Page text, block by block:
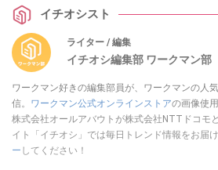
イチオシスト
ライター / 編集
イチオシ編集部 ワークマン部
ワークマン好きの編集部員が、ワークマンの人
信。 ワークマン公式オンラインストアの画像使
株式会社オールアバウトが株式会社NTTドコモ
イト「イチオシ」では毎日トレンド情報をお届け
ー してください！